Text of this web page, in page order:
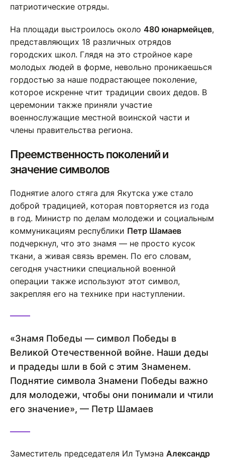
патриотические отряды.
На площади выстроилось около 480 юнармейцев,
представляющих 18 различных отрядов
городских школ. Глядя на это стройное каре
молодых людей в форме, невольно проникаешься
гордостью за наше подрастающее поколение,
которое искренне чтит традиции своих дедов. В
церемонии также приняли участие
военнослужащие местной воинской части и
члены правительства региона.
Преемственность поколений и
значение символов
Поднятие алого стяга для Якутска уже стало
доброй традицией, которая повторяется из года
в год. Министр по делам молодежи и социальным
коммуникациям республики Петр Шамаев
подчеркнул, что это знамя — не просто кусок
ткани, а живая связь времен. По его словам,
сегодня участники специальной военной
операции также используют этот символ,
закрепляя его на технике при наступлении.
«Знамя Победы — символ Победы в
Великой Отечественной войне. Наши деды
и прадеды шли в бой с этим Знаменем.
Поднятие символа Знамени Победы важно
для молодежи, чтобы они понимали и чтили
его значение», — Петр Шамаев
Заместитель председателя Ил Тумэна Александр